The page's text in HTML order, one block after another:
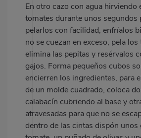
En otro cazo con agua hirviendo
tomates durante unos segundos
pelarlos con facilidad, enfríalos
no se cuezan en exceso, pela
elimina las pepitas y resérvalos
gajos. Forma pequeños cubos
encierren los ingredientes, para
de un molde cuadrado, coloca
calabacín cubriendo al base y
atravesadas para que no se
dentro de las cintas dispón unos